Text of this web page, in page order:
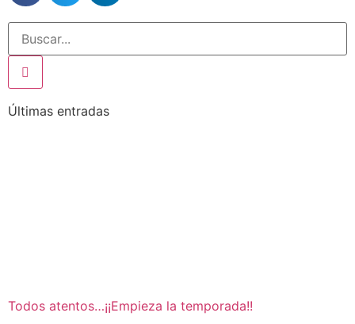
Últimas entradas
Todos atentos…¡¡Empieza la temporada!!